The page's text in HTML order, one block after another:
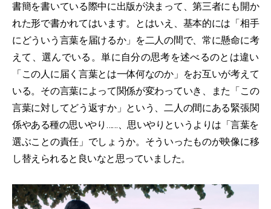
書簡を書いている際中に出版が決まって、第三者にも開か
れた形で書かれてはいます。とはいえ、基本的には「相手
にどういう言葉を届けるか」を二人の間で、常に懸命に考
えて、選んでいる。単に自分の思考を述べるのとは違い
「この人に届く言葉とは一体何なのか」をお互いが考えて
いる。その言葉によって関係が変わっていき、また「この
言葉に対してどう返すか」という、二人の間にある緊張関
係やある種の思いやり……、思いやりというよりは「言葉を
選ぶことの責任」でしょうか。そういったものが映像に移
し替えられると良いなと思っていました。